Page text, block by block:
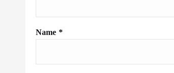
Name *